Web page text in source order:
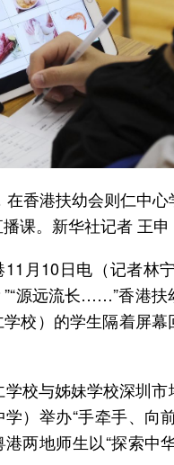
在香港扶幼会则仁中心
课。新华社记者 王申
11月10日电（记者林
源远流长……”香港扶
校）的学生隔着屏幕
学校与姊妹学校深圳市
）举办“手牵手、向
两地师生以“探索中